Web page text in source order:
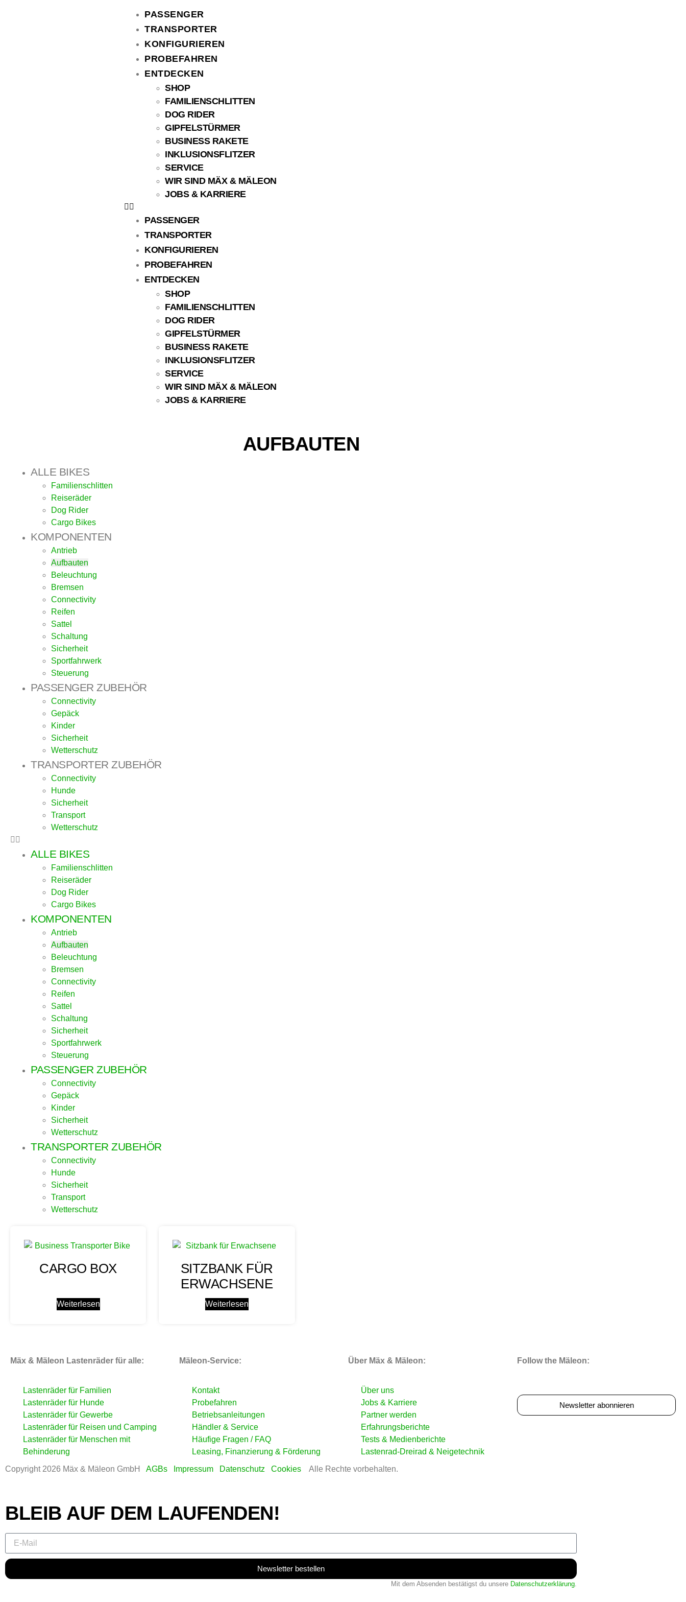
PASSENGER
TRANSPORTER
KONFIGURIEREN
PROBEFAHREN
ENTDECKEN
SHOP
FAMILIENSCHLITTEN
DOG RIDER
GIPFELSTÜRMER
BUSINESS RAKETE
INKLUSIONSFLITZER
SERVICE
WIR SIND MÄX & MÄLEON
JOBS & KARRIERE
PASSENGER
TRANSPORTER
KONFIGURIEREN
PROBEFAHREN
ENTDECKEN
SHOP
FAMILIENSCHLITTEN
DOG RIDER
GIPFELSTÜRMER
BUSINESS RAKETE
INKLUSIONSFLITZER
SERVICE
WIR SIND MÄX & MÄLEON
JOBS & KARRIERE
AUFBAUTEN
ALLE BIKES
Familienschlitten
Reiseräder
Dog Rider
Cargo Bikes
KOMPONENTEN
Antrieb
Aufbauten
Beleuchtung
Bremsen
Connectivity
Reifen
Sattel
Schaltung
Sicherheit
Sportfahrwerk
Steuerung
PASSENGER ZUBEHÖR
Connectivity
Gepäck
Kinder
Sicherheit
Wetterschutz
TRANSPORTER ZUBEHÖR
Connectivity
Hunde
Sicherheit
Transport
Wetterschutz
ALLE BIKES
Familienschlitten
Reiseräder
Dog Rider
Cargo Bikes
KOMPONENTEN
Antrieb
Aufbauten
Beleuchtung
Bremsen
Connectivity
Reifen
Sattel
Schaltung
Sicherheit
Sportfahrwerk
Steuerung
PASSENGER ZUBEHÖR
Connectivity
Gepäck
Kinder
Sicherheit
Wetterschutz
TRANSPORTER ZUBEHÖR
Connectivity
Hunde
Sicherheit
Transport
Wetterschutz
CARGO BOX
Weiterlesen
SITZBANK FÜR
ERWACHSENE
Weiterlesen
Mäx & Mäleon Lastenräder für alle:
Lastenräder für Familien
Lastenräder für Hunde
Lastenräder für Gewerbe
Lastenräder für Reisen und Camping
Lastenräder für Menschen mit
Behinderung
Mäleon-Service:
Kontakt
Probefahren
Betriebsanleitungen
Händler & Service
Häufige Fragen / FAQ
Leasing, Finanzierung & Förderung
Über Mäx & Mäleon:
Über uns
Jobs & Karriere
Partner werden
Erfahrungsberichte
Tests & Medienberichte
Lastenrad-Dreirad & Neigetechnik
Follow the Mäleon:
Newsletter abonnieren
Copyright 2026 Mäx & Mäleon GmbH AGBs Impressum Datenschutz Cookies Alle Rechte vorbehalten.
BLEIB AUF DEM LAUFENDEN!
Newsletter bestellen
Mit dem Absenden bestätigst du unsere Datenschutzerklärung.